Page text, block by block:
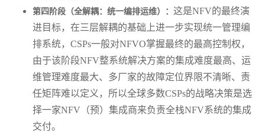
第四阶段（全解耦：统一编排运维）： 这是NFV的最终演
进目标，在三层解耦的基础上进一步实现统一管理编
排系统，CSPs一般对NFVO掌握最终的最高控制权，
由于该阶段NFV整系统解决方案的集成难度最高、运
维管理难度最大、多厂家的故障定位界限不清晰、责
任矩阵难以定义，所以全球多数CSPs的战略决策是选
择一家NFV（预）集成商来负责全栈NFV系统的集成
交付。